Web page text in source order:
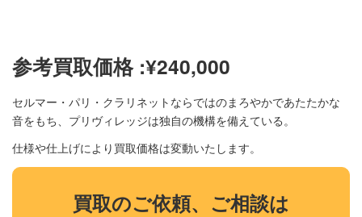
参考買取価格 :¥240,000
セルマー・パリ・クラリネットならではのまろやかであたたかな
音をもち、プリヴィレッジは独自の機構を備えている。
仕様や仕上げにより買取価格は変動いたします。
買取のご依頼、ご相談は